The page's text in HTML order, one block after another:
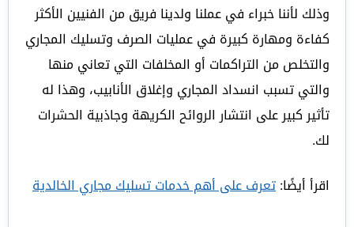
وذلك لأننا خبراء في عملنا ولدينا فريق من الفنيين الأكثر
كفاءة ومهارة كبيرة في عمليات الصرف وتسليك المجاري
والتخلص من التراكمات أو المخلفات التي تعاني منها
والتي تسبب انسداد المجاري وإغلاق الأنابيب، وهذا له
تأثير كبير على انتشار الروائح الكريهة وجاذبية الحشرات
لك.
اقرأ أيضًا:تعرف على أهم خدمات تسليك مجاري الخالدية